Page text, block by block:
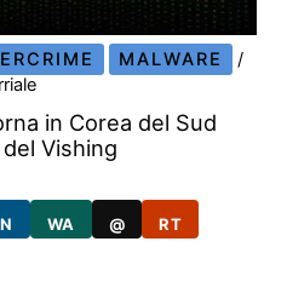
MALWARE
/
in Corea del Sud
Vishing
WA @ RT